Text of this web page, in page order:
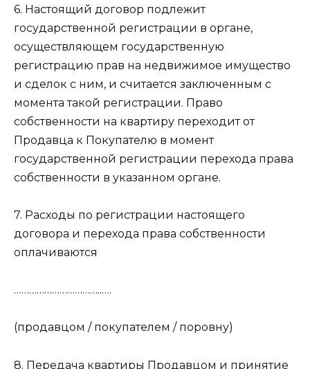
6. Настоящий договор подлежит
государственной регистрации в органе,
осуществляющем государственную
регистрацию прав на недвижимое имущество
и сделок с ним, и считается заключенным с
момента такой регистрации. Право
собственности на квартиру переходит от
Продавца к Покупателю в момент
государственной регистрации перехода права
собственности в указанном органе.
7. Расходы по регистрации настоящего
договора и перехода права собственности
оплачиваются
……………………………..….
(продавцом / покупателем / поровну)
8. Передача квартиры Продавцом и принятие